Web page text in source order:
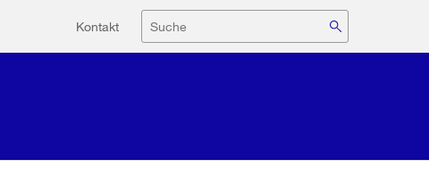
Hilfsnavigation
Kontakt Suche